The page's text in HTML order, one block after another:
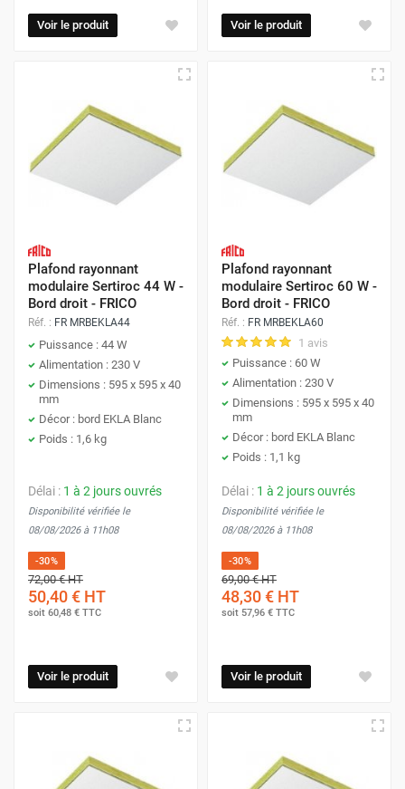
Voir le produit Voir le produit
Plafond rayonnant
modulaire Sertiroc 44 W -
Bord droit - FRICO
Réf. : FR MRBEKLA44
Puissance : 44 W
Alimentation : 230 V
Dimensions : 595 x 595 x 40
mm
Décor : bord EKLA Blanc
Poids : 1,6 kg
Délai : 1 à 2 jours ouvrés
Disponibilité vérifiée le
08/08/2026 à 11h08
-30%
72,00 €HT
50,40 € HT
soit 60,48 € TTC
Voir le produit
Plafond rayonnant
modulaire Sertiroc 60 W -
Bord droit - FRICO
Réf. : FR MRBEKLA60
1 avis
Puissance : 60 W
Alimentation : 230 V
Dimensions : 595 x 595 x 40
mm
Décor : bord EKLA Blanc
Poids : 1,1 kg
Délai : 1 à 2 jours ouvrés
Disponibilité vérifiée le
08/08/2026 à 11h08
-30%
69,00 €HT
48,30 € HT
soit 57,96 € TTC
Voir le produit